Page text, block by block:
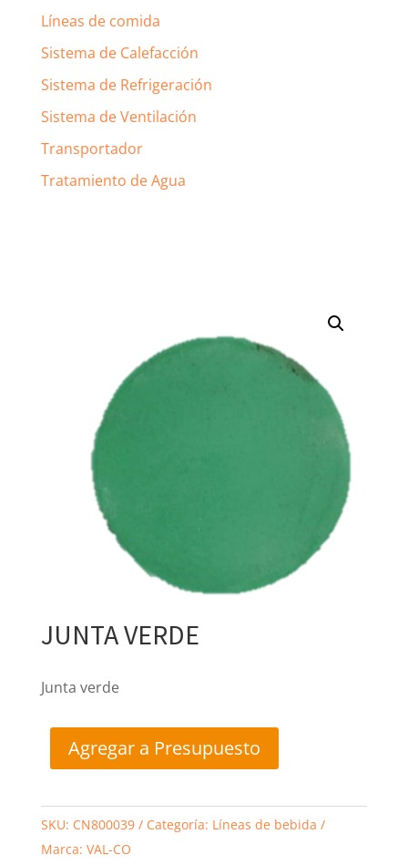
Líneas de comida
Sistema de Calefacción
Sistema de Refrigeración
Sistema de Ventilación
Transportador
Tratamiento de Agua
JUNTA VERDE
Junta verde
Agregar a Presupuesto
SKU: CN800039 Categoría: Líneas de bebida
Marca: VAL-CO